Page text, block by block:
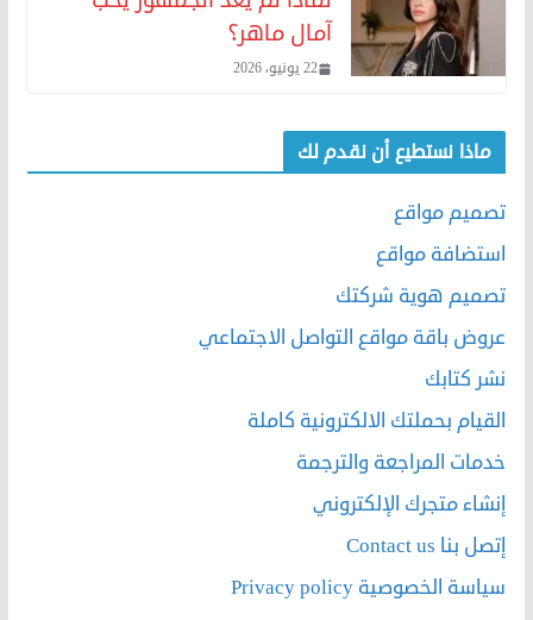
آمال ماهر؟
22 يونيو، 2026
ماذا نستطيع أن نقدم لك
تصميم مواقع
استضافة مواقع
تصميم هوية شركتك
عروض باقة مواقع التواصل الاجتماعي
نشر كتابك
القيام بحملتك الالكترونية كاملة
خدمات المراجعة والترجمة
إنشاء متجرك الإلكتروني
إتصل بنا Contact us
سياسة الخصوصية Privacy policy